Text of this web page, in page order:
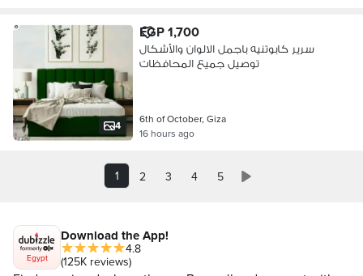
4
EGP 1,700
سرير كابوتنيه باجمل الالوان والأشكال
توصيل جميع المحافظات
6th of October, Giza
16 hours ago
1 2 3 4 5
Egypt
Download the App!
4.8
(125K reviews)